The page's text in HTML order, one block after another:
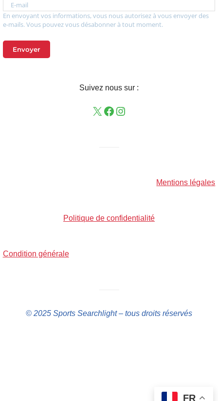
E-mail
En envoyant vos informations, vous nous autorisez à vous envoyer des
e-mails. Vous pouvez vous désabonner à tout moment.
Envoyer
Suivez nous sur :
Mentions légales
Politique de confidentialité
Condition générale
© 2025 Sports Searchlight – tous droits réservés
FR